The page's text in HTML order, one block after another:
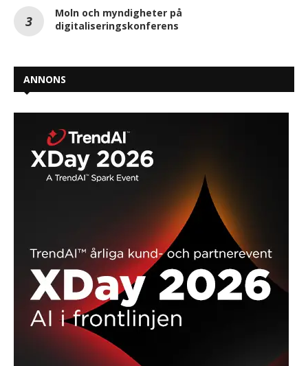
Moln och myndigheter på
digitaliseringskonferens
ANNONS